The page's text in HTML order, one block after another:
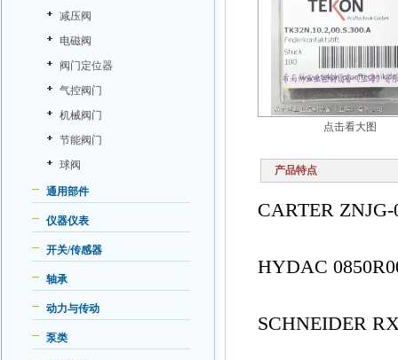
减压阀
电磁阀
阀门定位器
气控阀门
机械阀门
节能阀门
球阀
通用部件
仪器仪表
开关/传感器
轴承
动力与传动
泵类
点击看大图
产品特点
CARTER ZNJG-
HYDAC
SCHNEIDER